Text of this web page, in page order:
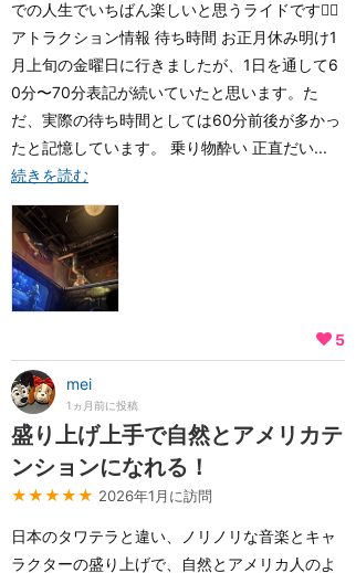
での人生でいちばん楽しいと思うライドです🙂‍↕️
アトラクション情報 待ち時間 お正月休み明け1
月上旬の金曜日に行きましたが、1日を通して6
0分〜70分表記が続いていたと思います。た
だ、実際の待ち時間としては60分前後が多かっ
たと記憶しています。 乗り物酔い 正直だい...
続きを読む
5
mei
1ヵ月前に投稿
盛り上げ上手で自然とアメリカテ
ンションになれる！
★★★★★ 2026年1月に訪問
日本のタワテラと違い、ノリノリな音楽とキャ
ラクターの盛り上げで、自然とアメリカ人のよ